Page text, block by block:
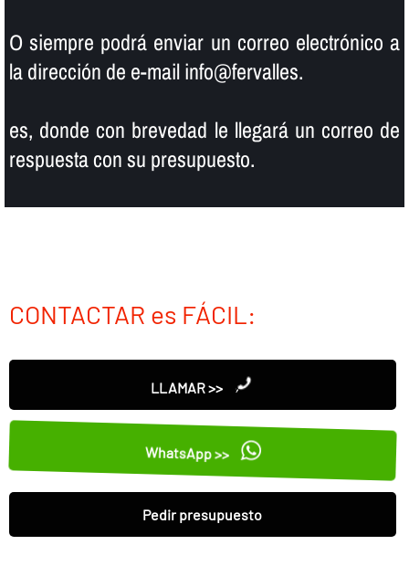
O siempre podrá enviar un correo electrónico a
la dirección de e-mail info@fervalles.
es, donde con brevedad le llegará un correo de
respuesta con su presupuesto.
CONTACTAR es FÁCIL:
LLAMAR >>
WhatsApp >>
Pedir presupuesto